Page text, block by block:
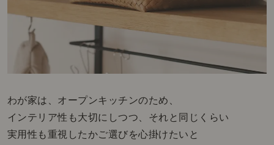
わが家は、オープンキッチンのため、
インテリア性も大切にしつつ、それと同じくらい
実用性も重視したかご選びを心掛けたいと